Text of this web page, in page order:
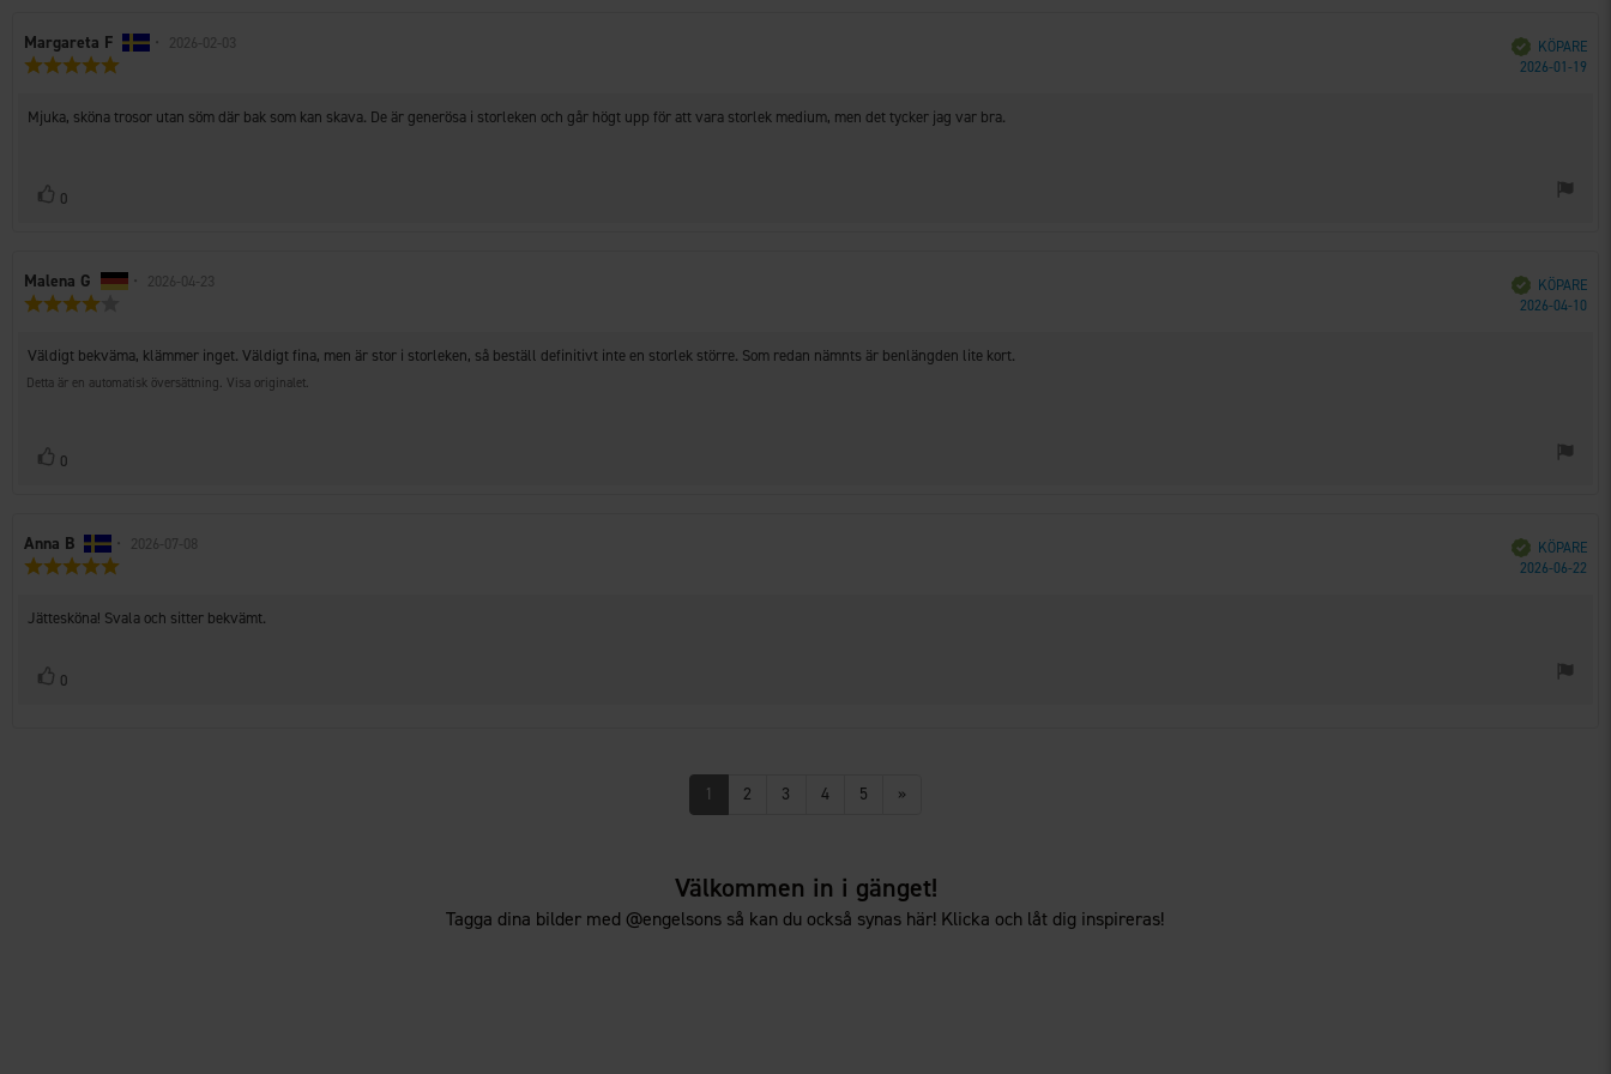
Recensionsförfattare:
Margareta F • Recensionsdatum:
2026-02-03
5
Bekräftad
KÖPARE
2026-01-19
Recensionstext:
Mjuka, sköna trosor utan söm där bak som kan skava. De är generösa i storleken och går högt upp för att vara storlek medium, men det tycker jag var bra.
Rösta
0
Recensionsförfattare:
Malena G • Recensionsdatum:
2026-04-23
5
stjärnor
Bekräftad
KÖPARE
2026-04-10
Recensionstext:
Väldigt bekväma, klämmer inget. Väldigt fina, men är stor i storleken, så beställ definitivt inte en storlek större. Som redan nämnts är benlängden lite kort.
Detta är en automatisk översättning. Visa originalet.
Rösta
0
Recensionsförfattare:
Anna B • Recensionsdatum:
2026-07-08
5
Bekräftad
KÖPARE
2026-06-22
Recensionstext:
Jättesköna! Svala och sitter bekvämt.
Rösta
0
1 2 3 4 5 »
Välkommen in i gänget!
Tagga dina bilder med @engelsons så kan du också synas här! Klicka och låt dig inspireras!